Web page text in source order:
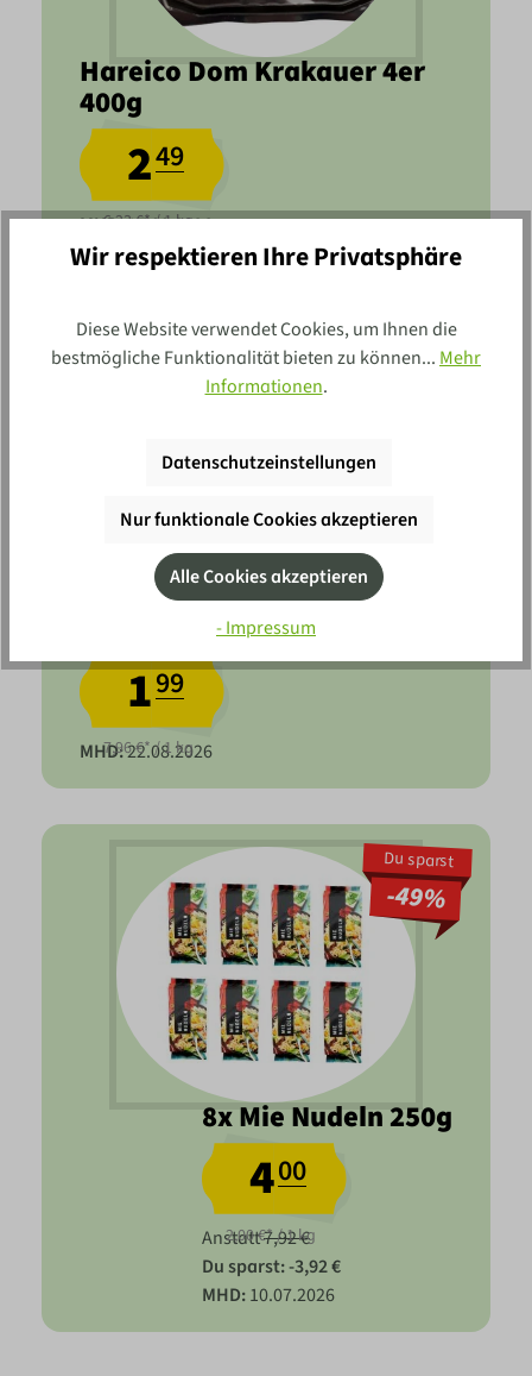
Hareico Dom Krakauer 4er
400g
249
6,23 €* / 1 kg
MHD:17.08.2026
Weihenstephan Die
Streichzarte Ungesalzen
250g199
7,96 €* / 1 kg
MHD:22.08.2026
8x Mie Nudeln 250g
400
2,00 €* / 1 kg
Anstatt7,92 €
Du sparst: -3,92 €
MHD:10.07.2026
Du sparst
-49%
Wir respektieren Ihre Privatsphäre
Diese Website verwendet Cookies, um Ihnen die
bestmögliche Funktionalität bieten zu können... Mehr
Informationen.
Datenschutzeinstellungen
Nur funktionale Cookies akzeptieren
Alle Cookies akzeptieren
- Impressum